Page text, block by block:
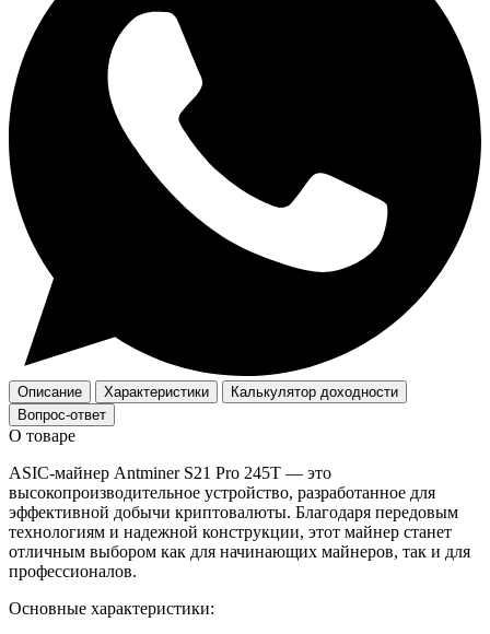
Описание Характеристики
Калькулятор доходности
Вопрос-ответ
О товаре
ASIC-майнер Antminer S21 Pro 245T — это
высокопроизводительное устройство, разработанное для
эффективной добычи криптовалюты. Благодаря передовым
технологиям и надежной конструкции, этот майнер станет
отличным выбором как для начинающих майнеров, так и для
профессионалов.
Основные характеристики: